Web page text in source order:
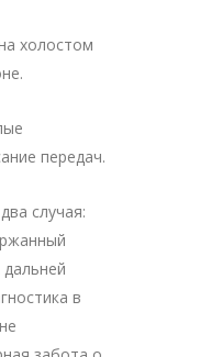
холостом
передач.
случая:
в